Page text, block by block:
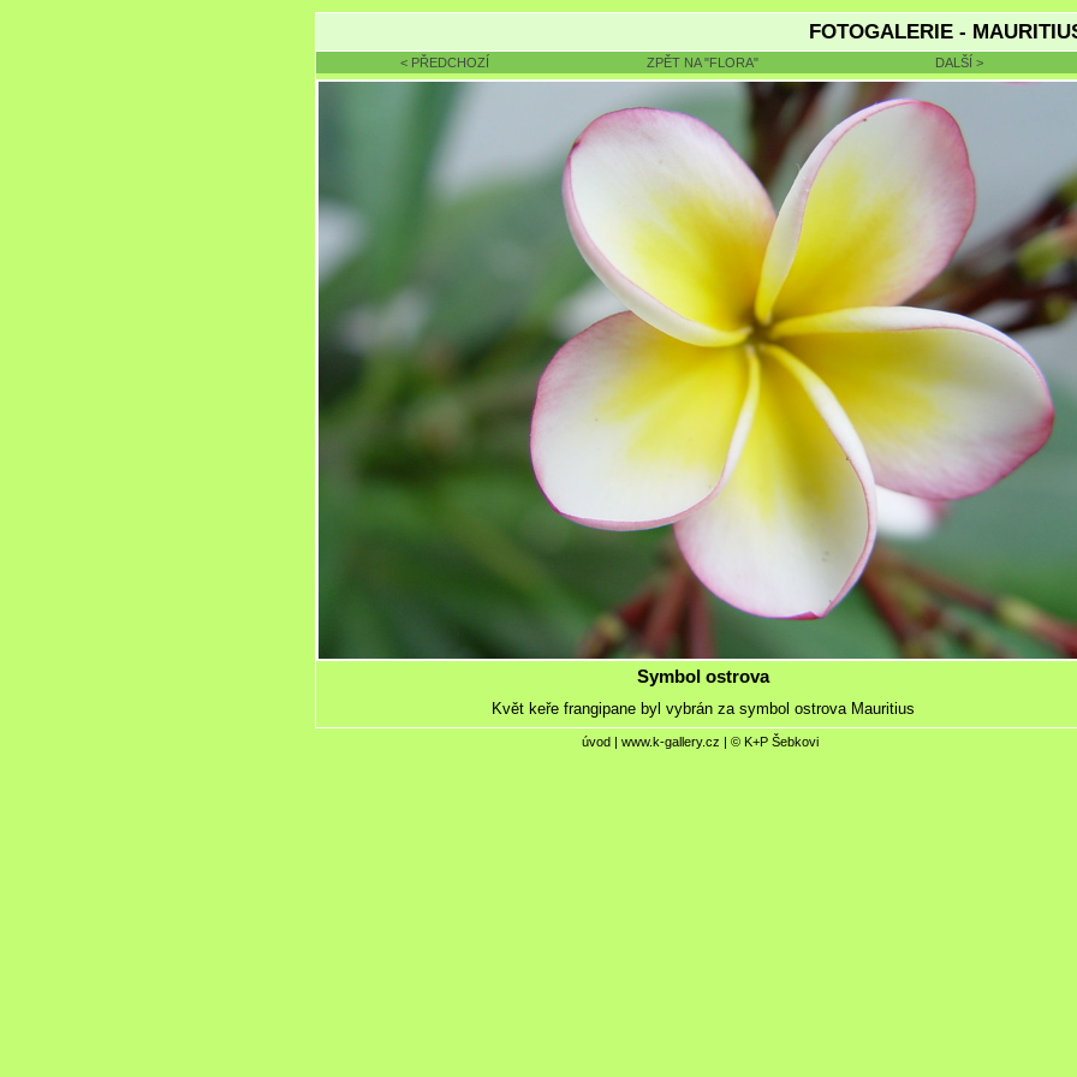
FOTOGALERIE -
< PŘEDCHOZÍ ZPĚT NA "FLORA" DALŠÍ >
Symbol ostrova
Květ keře frangipane byl vybrán za symbol ostrova Mauritius
úvod| www.k-gallery.cz | © K+P Šebkovi